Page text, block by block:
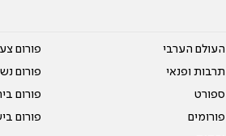
העולם הערבי
תרבות ופנאי
ספורט
פורומים
פורום
פורום
פורום
פורום